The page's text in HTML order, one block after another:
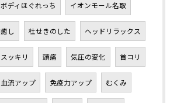
ボディほぐれっち イオンモール名取
癒し 杜せきのした ヘッドリラックス
スッキリ 頭痛 気圧の変化 首コリ
血流アップ 免疫力アップ むくみ